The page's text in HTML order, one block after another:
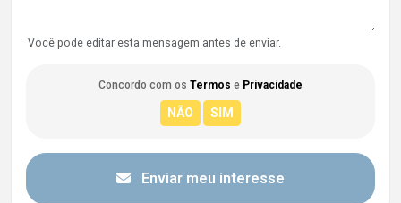
Você pode editar esta mensagem antes de enviar.
Concordo com os Termos e Privacidade
Enviar meu interesse